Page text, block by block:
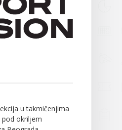
u takmičenjima
okriljem